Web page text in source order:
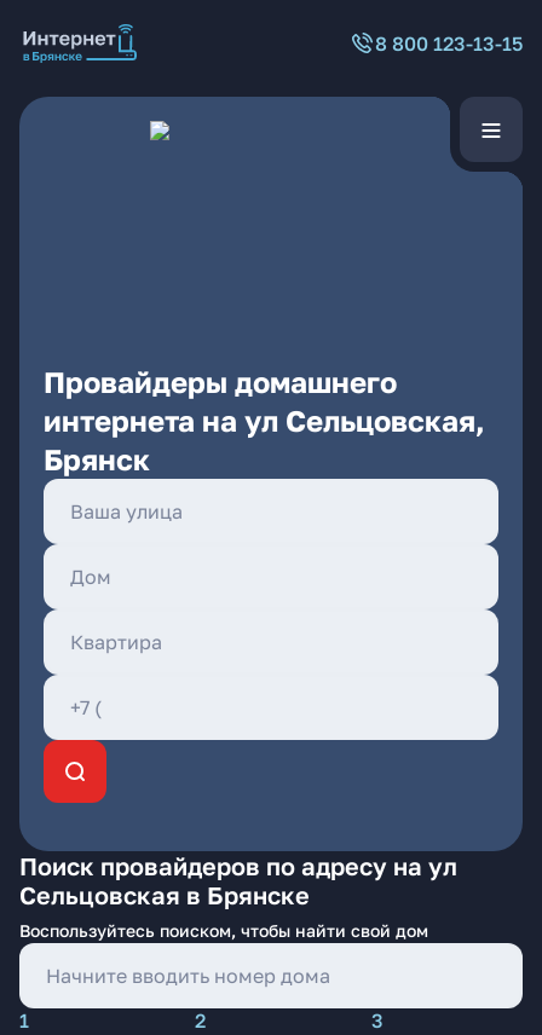
8 800 123-13-15
Провайдеры домашнего
интернета на ул Сельцовская,
Брянск
Поиск провайдеров по адресу на ул
Сельцовская в Брянске
Воспользуйтесь поиском, чтобы найти свой дом
1 2
3